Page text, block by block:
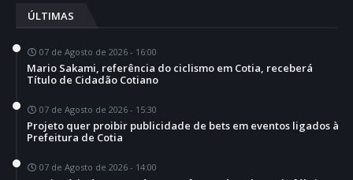
ÚLTIMAS
07 de Agosto de 2026 - 16:00
Mario Sakami, referência do ciclismo em Cotia, receberá
Título de Cidadão Cotiano
07 de Agosto de 2026 - 15:30
Projeto quer proibir publicidade de bets em eventos ligados à
Prefeitura de Cotia
07 de Agosto de 2026 - 14:00